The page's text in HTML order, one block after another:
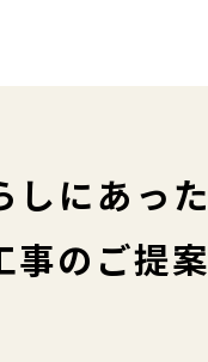
しにあった
事のご提案